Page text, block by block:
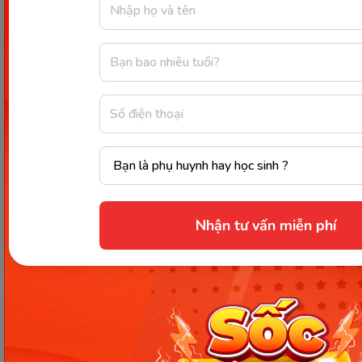
Nhận tư vấn miễn phí
Là cái chổi.
Tên em không thiếu, chẳng thừa
Chín vàng ngon ngọt rất vừa lòng anh.
(Là quả gì?)
Là quả đu đủ.
Các bài viết không thể bỏ lỡ
Cách làm bài đặt câu hỏi
cho bộ phận in đậm lớp 3 và
giải vở bài tập chi tiết
Đặt câu theo mẫu Ai là gì
lớp 2 - Phân biệt với các